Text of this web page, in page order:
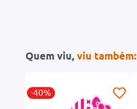
Quem viu,viu também:
-40%